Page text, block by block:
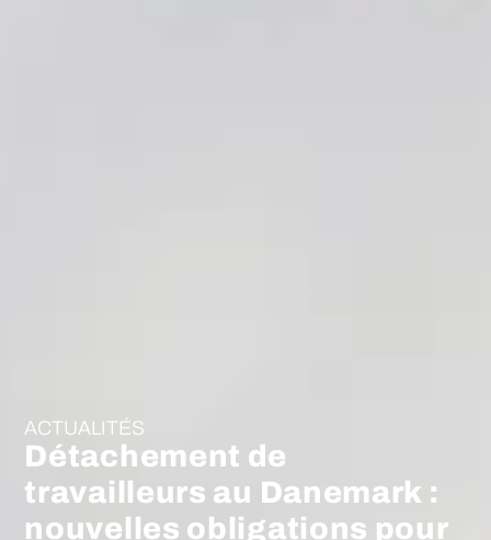
ACTUALITÉS
Détachement de
travailleurs au Danemark :
nouvelles obligations pour